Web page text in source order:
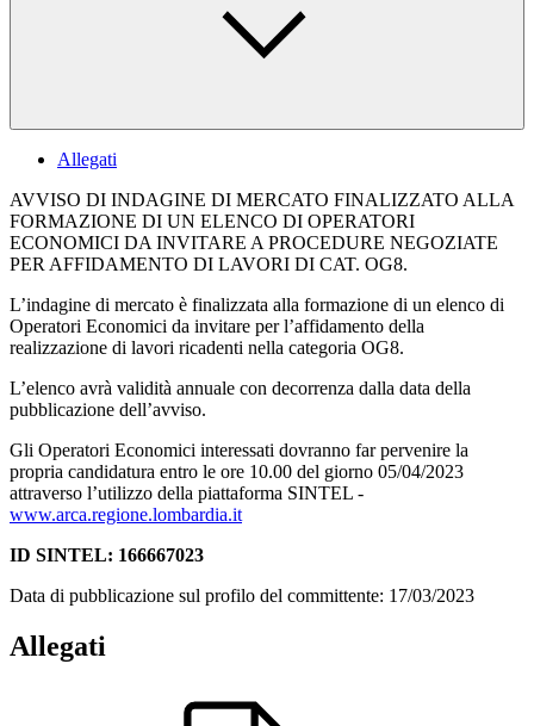
Allegati
AVVISO DI INDAGINE DI MERCATO FINALIZZATO ALLA
FORMAZIONE DI UN ELENCO DI OPERATORI
ECONOMICI DA INVITARE A PROCEDURE NEGOZIATE
PER AFFIDAMENTO DI LAVORI DI CAT. OG8.
L’indagine di mercato è finalizzata alla formazione di un elenco di
Operatori Economici da invitare per l’affidamento della
realizzazione di lavori ricadenti nella categoria OG8.
L’elenco avrà validità annuale con decorrenza dalla data della
pubblicazione dell’avviso.
Gli Operatori Economici interessati dovranno far pervenire la
propria candidatura entro le ore 10.00 del giorno 05/04/2023
attraverso l’utilizzo della piattaforma SINTEL -
www.arca.regione.lombardia.it
ID SINTEL: 166667023
Data di pubblicazione sul profilo del committente: 17/03/2023
Allegati